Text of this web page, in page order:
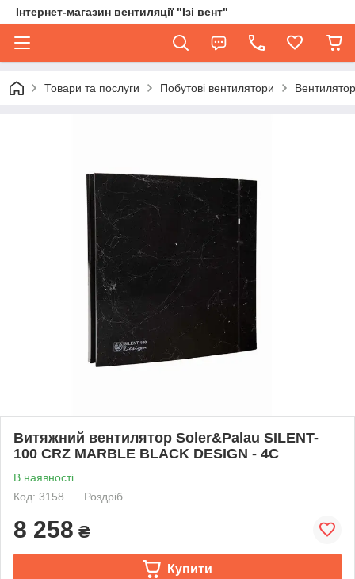
Інтернет-магазин вентиляції "Ізі вент"
Товари та послуги Побутові вентилятори
Витяжний вентилятор Soler&Palau SILENT-
100 CRZ MARBLE BLACK DESIGN - 4C
В наявності
Код: 3158
Роздріб
8 258 ₴
Купити